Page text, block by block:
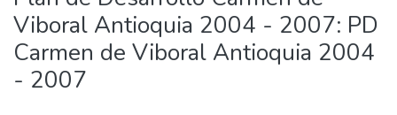
Viboral Antioquia 2004 - 2007: PD
Carmen de Viboral Antioquia 2004
- 2007